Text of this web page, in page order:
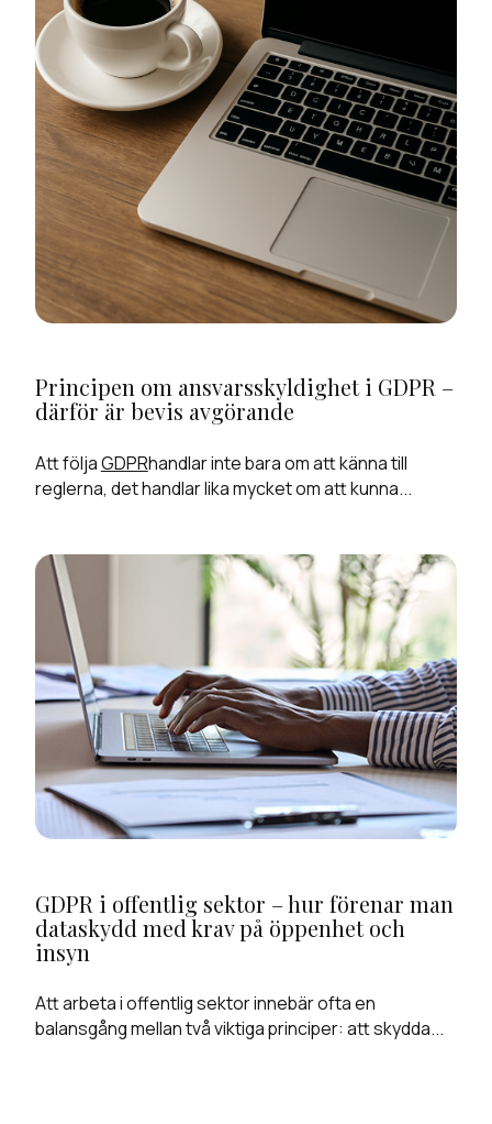
Principen om ansvarsskyldighet i GDPR –
därför är bevis avgörande
Att följaGDPRhandlar inte bara om att känna till
reglerna, det handlar lika mycket om att kunna...
GDPR i offentlig sektor – hur förenar man
dataskydd med krav på öppenhet och
insyn
Att arbeta i offentlig sektor innebär ofta en
balansgång mellan två viktiga principer: att skydda...